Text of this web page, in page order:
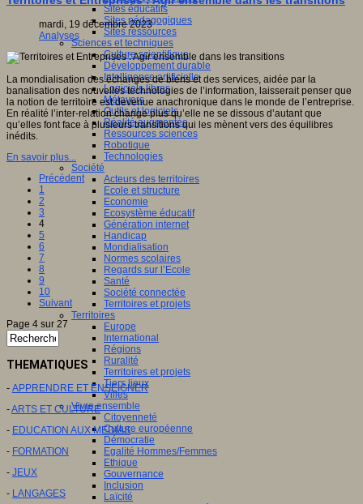
Sites éducatifs
Sites pédagogiques
Sites ressources
Sciences et techniques
Culture scientifique
Développement durable
Intelligence artificielle
Logiciels libres
Métavers
Outils et logiciels
Réalité augmentée
Ressources sciences
Robotique
Technologies
Société
Acteurs des territoires
Ecole et structure
Economie
Ecosystème éducatif
Génération internet
Handicap
Mondialisation
Normes scolaires
Regards sur l’Ecole
Santé
Société connectée
Territoires et projets
Territoires
Europe
International
Régions
Ruralité
Territoires et projets
Tiers lieux
Villes
Vivre ensemble
Citoyenneté
Culture européenne
Démocratie
Egalité Hommes/Femmes
Ethique
Gouvernance
Inclusion
Laïcité
mardi, 19 décembre 2023
Analyses
La mondialisation des échanges de biens et des services, aidée par la
banalisation des nouvelles technologies de l’information, laisserait penser que
la notion de territoire est devenue anachronique dans le monde de l’entreprise.
En réalité l’inter-relation change plus qu’elle ne se dissous d’autant que
qu’elles font face à plusieurs transitions qui les mènent vers des équilibres
inédits.
En savoir plus...
Précédent
1
2
3
4
5
6
7
8
9
10
Suivant
Page 4 sur 27
THEMATIQUES
- APPRENDRE ET ENSEIGNER
-ARTS ET CULTURE
- EDUCATION AUX MEDIAS
- FORMATION
- JEUX
- LANGAGES